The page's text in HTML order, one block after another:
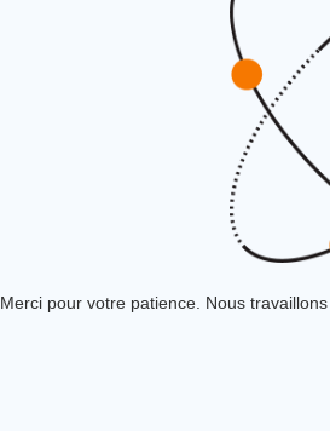
Merci pour votre patience. Nous